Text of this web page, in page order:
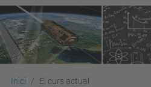
Inici El curs actual